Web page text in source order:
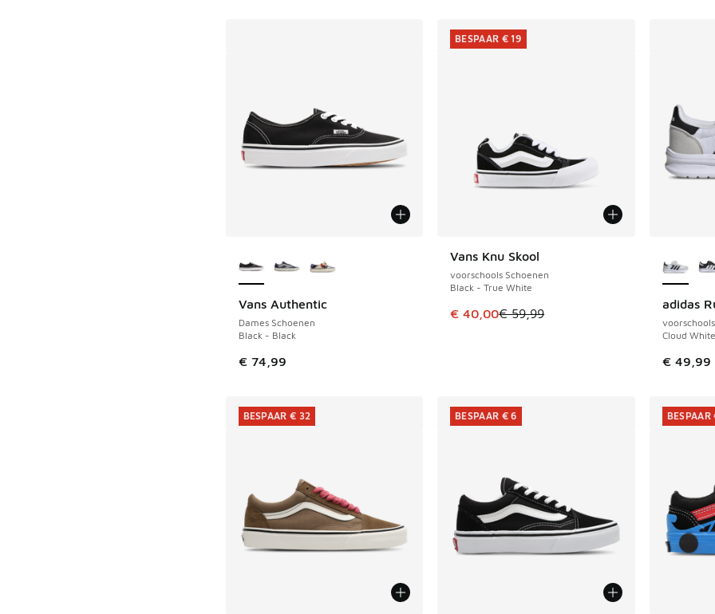
Vans Authentic
Dames Schoenen
Black - Black
€ 74,99
Vans Knu Skool
voorschools Schoenen
Black - True White
Dit artikel is in de uitverkoop. Dit artikel is in
€ 40,00€ 59,99
BESPAAR € 19
BESPAAR € 19
adidas
Cloud
€ 49,99
BESPAAR € 32 BESPAAR € 6 BESPAAR